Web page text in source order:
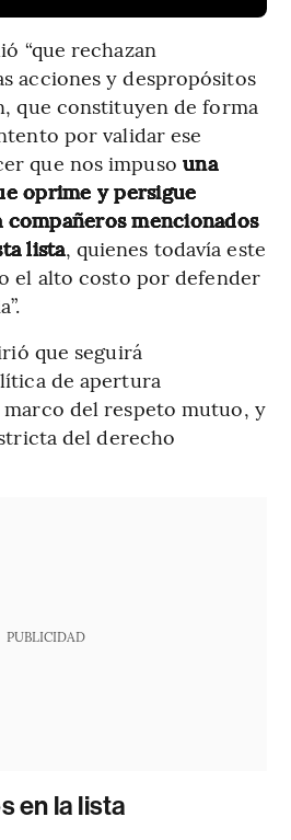
“que rechazan
acciones y despropósitos
que constituyen de forma
por validar ese
que nos impuso una
oprime y persigue
compañeros mencionados
lista, quienes todavía este
el alto costo por defender
que seguirá
de apertura
del respeto mutuo, y
del derecho
PUBLICIDAD
en la lista